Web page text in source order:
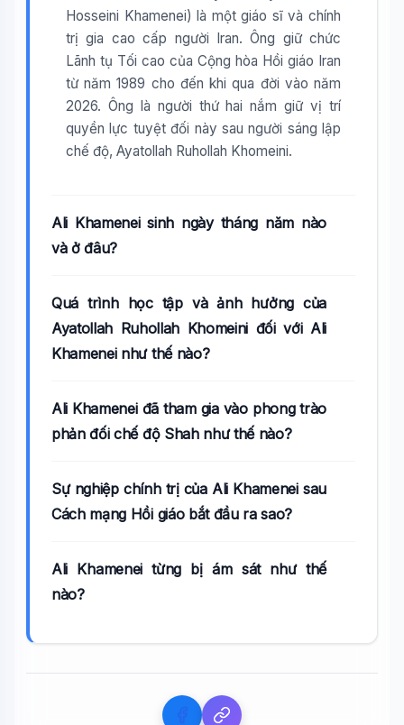
Hosseini Khamenei) là một giáo sĩ và chính
trị gia cao cấp người Iran. Ông giữ chức
Lãnh tụ Tối cao của Cộng hòa Hồi giáo Iran
từ năm 1989 cho đến khi qua đời vào năm
2026. Ông là người thứ hai nắm giữ vị trí
quyền lực tuyệt đối này sau người sáng lập
chế độ, Ayatollah Ruhollah Khomeini.
Ali Khamenei sinh ngày tháng năm nào
và ở đâu?
Quá trình học tập và ảnh hưởng của
Ayatollah Ruhollah Khomeini đối với Ali
Khamenei như thế nào?
Ali Khamenei đã tham gia vào phong trào
phản đối chế độ Shah như thế nào?
Sự nghiệp chính trị của Ali Khamenei sau
Cách mạng Hồi giáo bắt đầu ra sao?
Ali Khamenei từng bị ám sát như thế
nào?